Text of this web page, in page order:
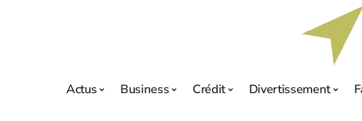
Actus Business Crédit Divertissement